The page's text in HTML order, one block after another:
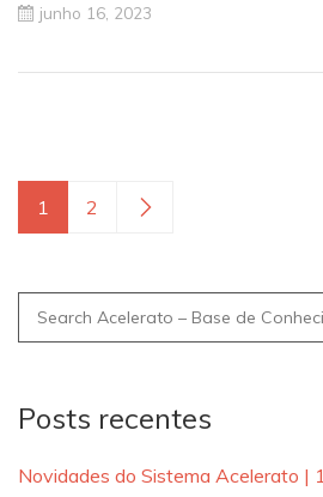
junho 16, 2023
1 2
Search
for:
Posts recentes
Novidades do Sistema Acelerato |